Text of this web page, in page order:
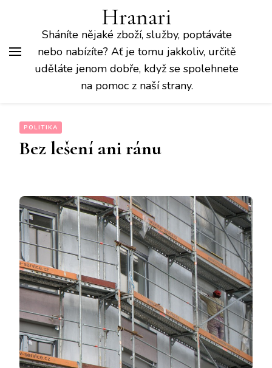
Hranari
Sháníte nějaké zboží, služby, poptáváte
nebo nabízíte? Ať je tomu jakkoliv, určitě
uděláte jenom dobře, když se spolehnete
na pomoc z naší strany.
POLITIKA
Bez lešení ani ránu